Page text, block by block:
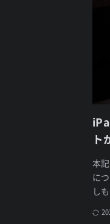
ト
本
に
し